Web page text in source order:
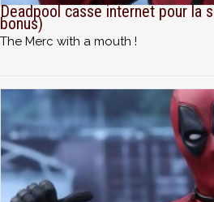
Deadpool casse internet pour la
bonus)
The Merc with a mouth !